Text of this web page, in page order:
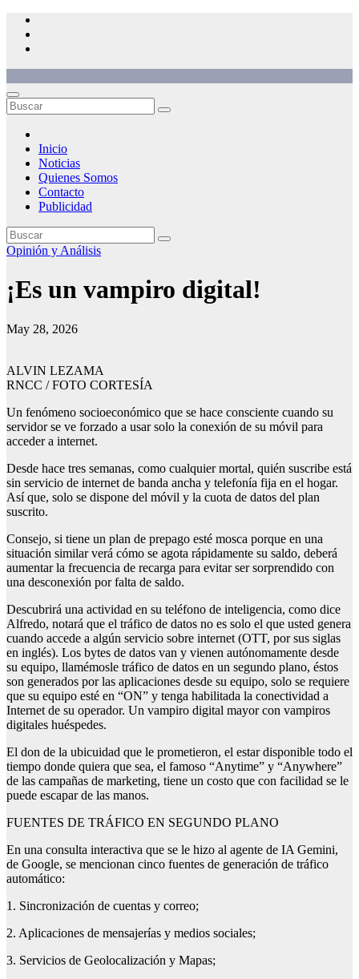
Saltar
contenido
Inicio
Noticias
Quienes Somos
Contacto
Publicidad
Opinión y Análisis
¡Es un vampiro digital!
May 28, 2026
ALVIN LEZAMA
RNCC / FOTO CORTESÍA
Un fenómeno socioeconómico que se hace consciente cuando su
servidor se ve forzado a usar solo la conexión de su móvil para
acceder a internet.
Desde hace tres semanas, como cualquier mortal, quién suscribe está
sin servicio de internet de banda ancha y telefonía fija en el hogar.
Así que, solo se dispone del móvil y la cuota de datos del plan
suscrito.
Consejo, si tiene un plan de prepago esté mosca porque en una
situación similar verá cómo se agota rápidamente su saldo, deberá
aumentar la frecuencia de recarga para evitar ser sorprendido con
una desconexión por falta de saldo.
Descubrirá una actividad en su teléfono de inteligencia, como dice
Alfredo, notará que el tráfico de datos no es solo el que usted genera
cuando accede a algún servicio sobre internet (OTT, por sus siglas
en inglés). Los bytes de datos van y vienen autónomamente desde
su equipo, llamémosle tráfico de datos en un segundo plano, éstos
son generados por las aplicaciones desde su equipo, solo se requiere
que su equipo esté en “ON” y tenga habilitada la conectividad a
Internet de su operador. Un vampiro digital mayor con vampiros
digitales huéspedes.
El don de la ubicuidad que le prometieron, el estar disponible todo el
tiempo donde quiera que sea, el famoso “Anytime” y “Anywhere”
de las campañas de marketing, tiene un costo que con facilidad se le
puede escapar de las manos.
FUENTES DE TRÁFICO EN SEGUNDO PLANO
En una consulta interactiva que se le hizo al agente de IA Gemini,
de Google, se mencionan cinco fuentes de generación de tráfico
automático:
1. Sincronización de cuentas y correo;
2. Aplicaciones de mensajerías y medios sociales;
3. Servicios de Geolocalización y Mapas;